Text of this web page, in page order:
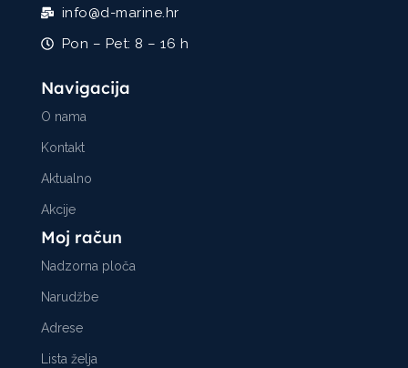
info@d-marine.hr
Pon – Pet: 8 – 16 h
Navigacija
O nama
Kontakt
Aktualno
Akcije
Moj račun
Nadzorna ploča
Narudžbe
Adrese
Lista želja